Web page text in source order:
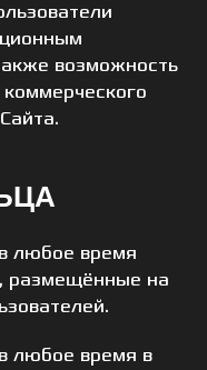
возможность
любое время
размещённые на
любое время в